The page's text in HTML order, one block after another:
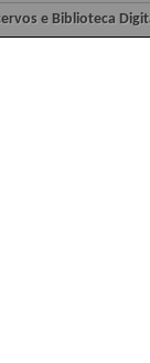
e Biblioteca